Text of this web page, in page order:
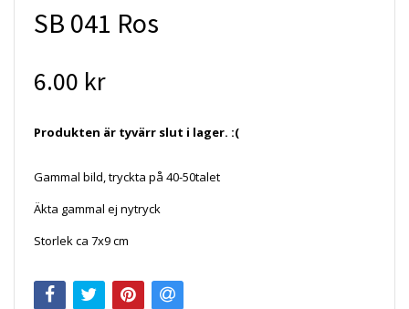
SB 041 Ros
6.00 kr
Produkten är tyvärr slut i lager. :(
Gammal bild, tryckta på 40-50talet
Äkta gammal ej nytryck
Storlek ca 7x9 cm